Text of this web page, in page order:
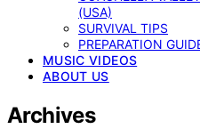
(USA)
SURVIVAL TIPS
PREPARATION
MUSIC VIDEOS
ABOUT US
Archives